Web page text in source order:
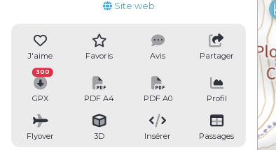
Site web
J'aime Favoris Avis Partager
GPX
300
PDF A4 PDF A0 Profil
Flyover 3D Insérer Passages